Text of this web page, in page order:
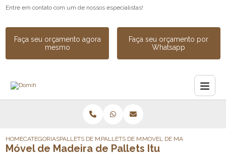
Entre em contato com um de nossos especialistas!
Faça seu orçamento agora
mesmo
Faça seu orçamento por
Whatsapp
HOMECATEGORIASPALLETS DE MADEIRAPALLETS DE MADEIRA DESCARTAVEL
MOVEL DE MADEIRA DE
Móvel de Madeira de Pallets Itu